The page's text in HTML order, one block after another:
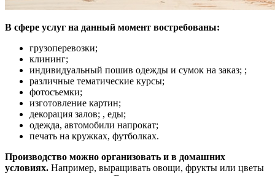
В сфере услуг на данный момент востребованы:
грузоперевозки;
клининг;
индивидуальный пошив одежды и сумок на заказ; ;
различные тематические курсы;
фотосъемки;
изготовление картин;
декорация залов; , еды;
одежда, автомобили напрокат;
печать на кружках, футболках.
Производство можно организовать и в домашних
условиях. Например, выращивать овощи, фрукты или цветы